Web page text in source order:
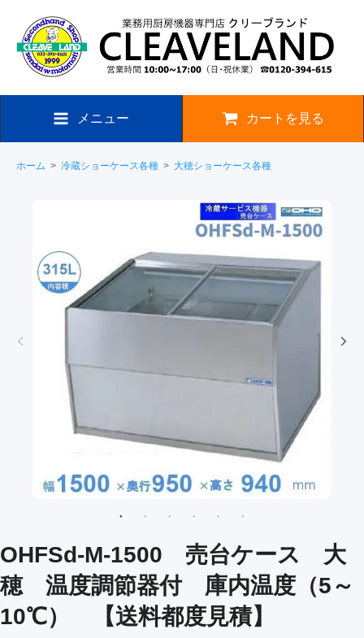
メニュー カートを見る
ホーム > 冷蔵ショーケース各種 > 大穂ショーケース各種
OHFSd-M-1500 売台ケース 大
穂 温度調節器付 庫内温度（5～
10℃） 【送料都度見積】